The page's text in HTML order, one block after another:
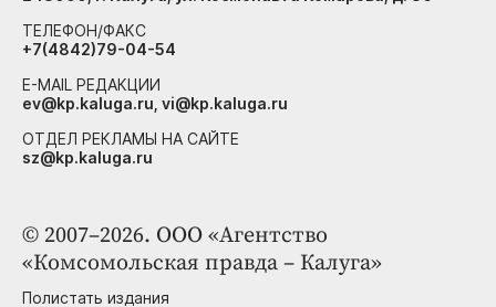
© 2007–2026. ООО «Агентство
«Комсомольская правда – Калуга»
Полистать издания
ТЕЛЕФОН/ФАКС
+7(4842)79-04-54
E-MAIL РЕДАКЦИИ
ev@kp.kaluga.ru, vi@kp.kaluga.ru
ОТДЕЛ РЕКЛАМЫ НА САЙТЕ
sz@kp.kaluga.ru